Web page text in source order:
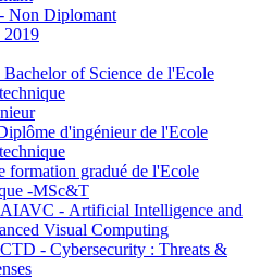
Non Diplomant
2019
of Science de l'Ecole
d'ingénieur de l'Ecole
formation gradué de l'Ecole
-MSc&T
- Artificial Intelligence and
Visual Computing
- Cybersecurity : Threats &